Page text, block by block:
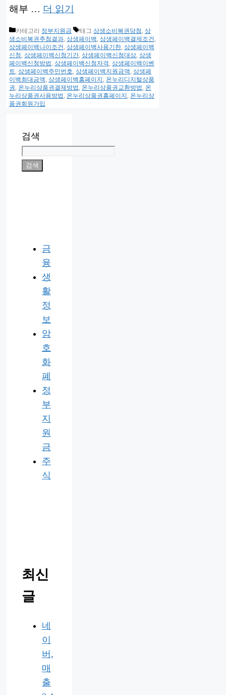
해부 … 더 읽기
카테고리 정부지원금 태그 상생소비복권당첨, 상
생소비복권추첨결과, 상생페이백, 상생페이백결제조건,
상생페이백나이조건, 상생페이백사용기한, 상생페이백
신청, 상생페이백신청기간, 상생페이백신청대상, 상생
페이백신청방법, 상생페이백신청자격, 상생페이백이벤
트, 상생페이백주민번호, 상생페이백지원금액, 상생페
이백최대금액, 상생페이백홈페이지 , 온누리디지털상품
권, 온누리상품권결제방법, 온누리상품권교환방법, 온
누리상품권사용방법, 온누리상품권홈페이지 , 온누리상
품권회원가입
검색
검색
금
융
생
활
정
보
암
호
화
폐
정
부
지
원
금
주
식
최신
글
네
이
버,
매
출